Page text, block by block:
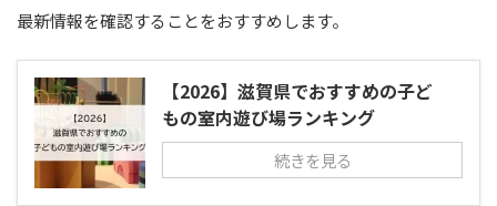
最新情報を確認することをおすすめします。
【2026】滋賀県でおすすめの子ど
もの室内遊び場ランキング
続きを見る